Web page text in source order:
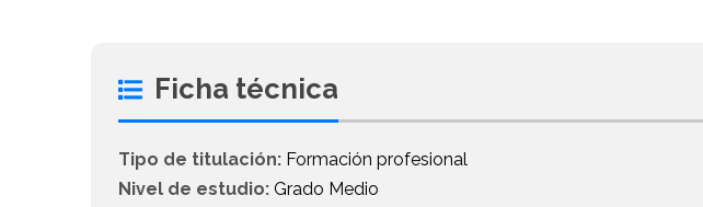
Ficha técnica
Tipo de titulación: Formación profesional
Nivel de estudio: Grado Medio